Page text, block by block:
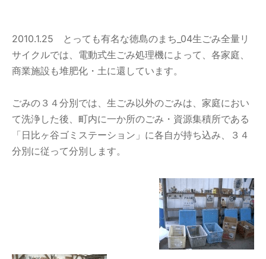
2010.1.25 とっても有名な徳島のまち_04生ごみ全量リ
サイクルでは、電動式生ごみ処理機によって、各家庭、
商業施設も堆肥化・土に還しています。
ごみの３４分別では、生ごみ以外のごみは、家庭におい
て洗浄した後、町内に一か所のごみ・資源集積所である
「日比ヶ谷ゴミステーション」に各自が持ち込み、３４
分別に従って分別します。